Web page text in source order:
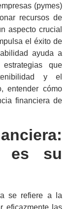
(pymes)
recursos de
aspecto crucial
el éxito de
ayuda a
que
y el
entender cómo
financiera de
:
es su
se refiere a la